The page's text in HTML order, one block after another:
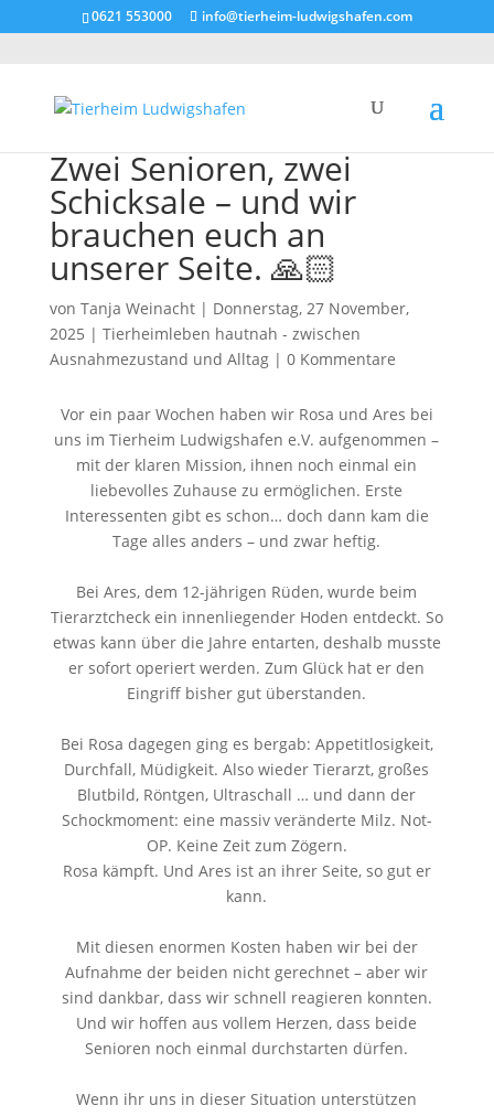
0621 553000 info@tierheim-ludwigshafen.com
Zwei Senioren, zwei
Schicksale – und wir
brauchen euch an
unserer Seite. 🙏🏻
von Tanja Weinacht| Donnerstag, 27 November,
2025 | Tierheimleben hautnah - zwischen
Ausnahmezustand und Alltag| 0 Kommentare
Vor ein paar Wochen haben wir Rosa und Ares bei
uns im Tierheim Ludwigshafen e.V. aufgenommen –
mit der klaren Mission, ihnen noch einmal ein
liebevolles Zuhause zu ermöglichen. Erste
Interessenten gibt es schon… doch dann kam die
Tage alles anders – und zwar heftig.
Bei Ares, dem 12-jährigen Rüden, wurde beim
Tierarztcheck ein innenliegender Hoden entdeckt. So
etwas kann über die Jahre entarten, deshalb musste
er sofort operiert werden. Zum Glück hat er den
Eingriff bisher gut überstanden.
Bei Rosa dagegen ging es bergab: Appetitlosigkeit,
Durchfall, Müdigkeit. Also wieder Tierarzt, großes
Blutbild, Röntgen, Ultraschall … und dann der
Schockmoment: eine massiv veränderte Milz. Not-
OP. Keine Zeit zum Zögern.
Rosa kämpft. Und Ares ist an ihrer Seite, so gut er
kann.
Mit diesen enormen Kosten haben wir bei der
Aufnahme der beiden nicht gerechnet – aber wir
sind dankbar, dass wir schnell reagieren konnten.
Und wir hoffen aus vollem Herzen, dass beide
Senioren noch einmal durchstarten dürfen.
Wenn ihr uns in dieser Situation unterstützen